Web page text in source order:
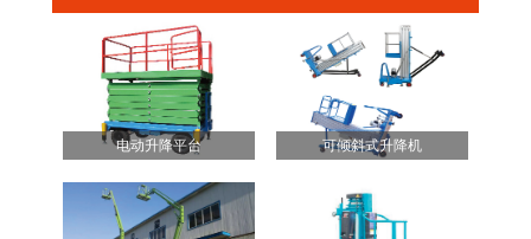
电动升降平台 可倾斜式升降机